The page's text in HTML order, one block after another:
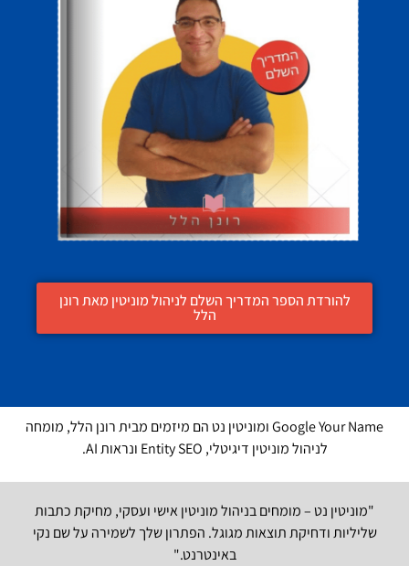
להורדת הספר המדריך השלם לניהול מוניטין מאת רונן
הלל
Google Your Name ומוניטין נט הם מיזמים מבית רונן הלל, מומחה
לניהול מוניטין דיגיטלי, Entity SEO ונראות AI.
"מוניטין נט – מומחים בניהול מוניטין אישי ועסקי, מחיקת כתבות
שליליות ודחיקת תוצאות מגוגל. הפתרון שלך לשמירה על שם נקי
באינטרנט."